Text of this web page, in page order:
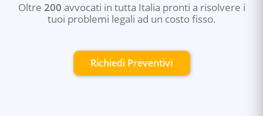
Oltre 200 avvocati in tutta Italia pronti a risolvere i
tuoi problemi legali ad un costo fisso.
Richiedi Preventivi